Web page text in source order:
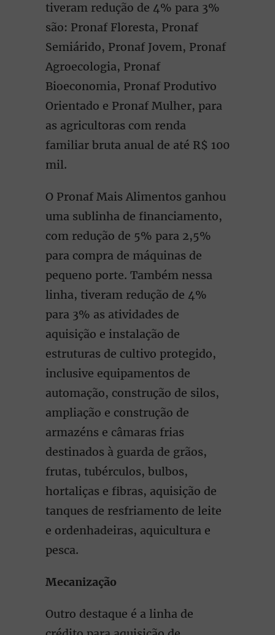
tiveram redução de 4% para 3%
são: Pronaf Floresta, Pronaf
Semiárido, Pronaf Jovem, Pronaf
Agroecologia, Pronaf
Bioeconomia, Pronaf Produtivo
Orientado e Pronaf Mulher, para
as agricultoras com renda
familiar bruta anual de até R$ 100
mil.
O Pronaf Mais Alimentos ganhou
uma sublinha de financiamento,
com redução de 5% para 2,5%
para compra de máquinas de
pequeno porte. Também nessa
linha, tiveram redução de 4%
para 3% as atividades de
aquisição e instalação de
estruturas de cultivo protegido,
inclusive equipamentos de
automação, construção de silos,
ampliação e construção de
armazéns e câmaras frias
destinados à guarda de grãos,
frutas, tubérculos, bulbos,
hortaliças e fibras, aquisição de
tanques de resfriamento de leite
e ordenhadeiras, aquicultura e
pesca.
Mecanização
Outro destaque é a linha de